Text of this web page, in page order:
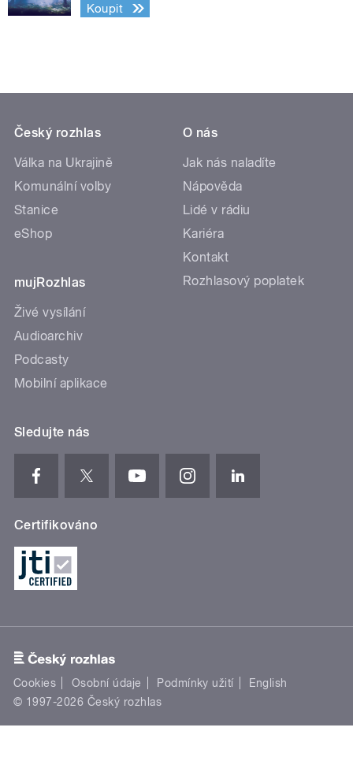
Koupit
Český rozhlas
Válka na Ukrajině
Komunální volby
Stanice
eShop
mujRozhlas
Živé vysílání
Audioarchiv
Podcasty
Mobilní aplikace
O nás
Jak nás naladíte
Nápověda
Lidé v rádiu
Kariéra
Kontakt
Rozhlasový poplatek
Sledujte nás
Certifikováno
Cookies Osobní údaje Podmínky užití
English
© 1997-2026 Český rozhlas